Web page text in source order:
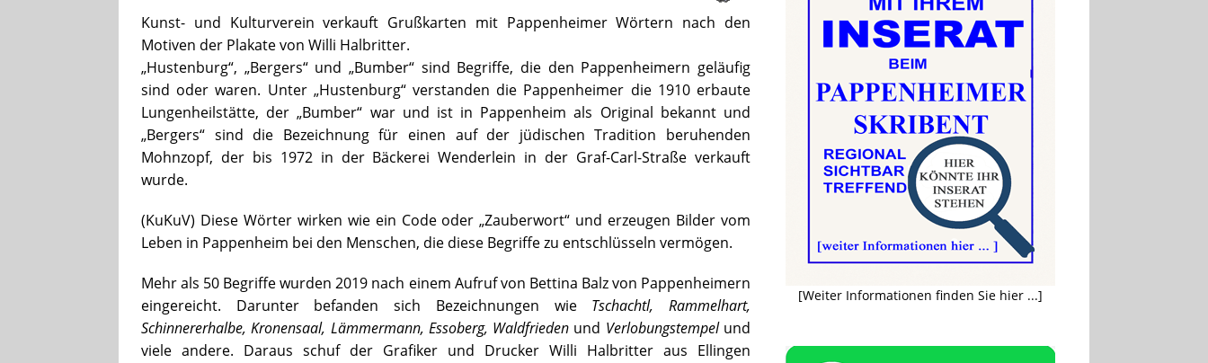
Kunst- und Kulturverein verkauft Grußkarten mit Pappenheimer Wörtern nach den
Motiven der Plakate von Willi Halbritter.
„Hustenburg“, „Bergers“ und „Bumber“ sind Begriffe, die den Pappenheimern geläufig
sind oder waren. Unter „Hustenburg“ verstanden die Pappenheimer die 1910 erbaute
Lungenheilstätte, der „Bumber“ war und ist in Pappenheim als Original bekannt und
„Bergers“ sind die Bezeichnung für einen auf der jüdischen Tradition beruhenden
Mohnzopf, der bis 1972 in der Bäckerei Wenderlein in der Graf-Carl-Straße verkauft
wurde.
(KuKuV) Diese Wörter wirken wie ein Code oder „Zauberwort“ und erzeugen Bilder vom
Leben in Pappenheim bei den Menschen, die diese Begriffe zu entschlüsseln vermögen.
Mehr als 50 Begriffe wurden 2019 nach einem Aufruf von Bettina Balz von Pappenheimern
eingereicht. Darunter befanden sich Bezeichnungen wie Tschachtl, Rammelhart,
Schinnererhalbe, Kronensaal, Lämmermann, Essoberg, Waldfrieden und Verlobungstempel und
viele andere. Daraus schuf der Grafiker und Drucker Willi Halbritter aus Ellingen
[Weiter Informationen finden Sie hier ...]